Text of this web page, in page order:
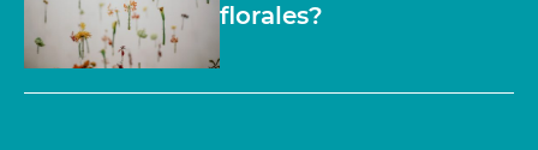
florales?